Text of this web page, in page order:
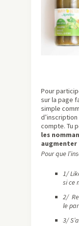
Pour
sur la page
simple
compte. Tu
les
augmenter
Pour que
1/
si ce
2/
le
3/